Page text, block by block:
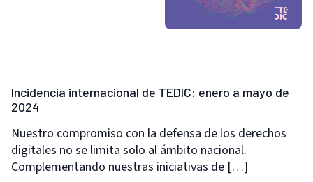
Incidencia internacional de TEDIC: enero a mayo de
2024
Nuestro compromiso con la defensa de los derechos
digitales no se limita solo al ámbito nacional.
Complementando nuestras iniciativas de […]